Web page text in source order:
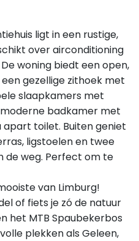
ligt in een rustige,
over airconditioning
woning biedt een open,
gezellige zithoek met
slaapkamers met
badkamer met
toilet. Buiten geniet
ligstoelen en twee
de weg. Perfect om te
van Limburg!
of fiets je zó de natuur
het MTB Spaubekerbos
plekken als Geleen,